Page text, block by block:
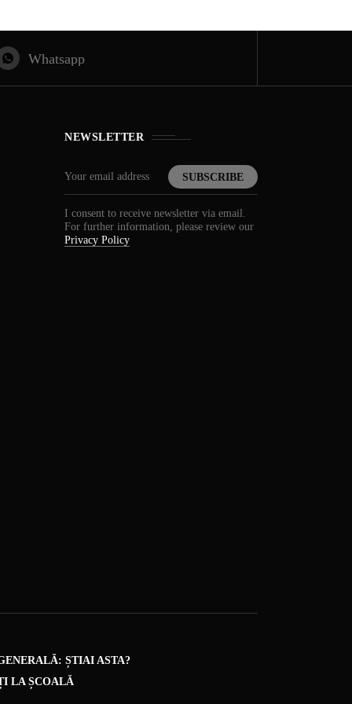
Whatsapp
NEWSLETTER
I consent to receive newsletter via email.
For further information, please review our
Privacy Policy
ȘTIAI ASTA?
LA ȘCOALĂ
vreodată deja-vu?
de ce se întâmplă